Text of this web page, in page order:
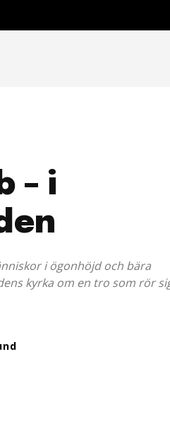
– i
i ögonhöjd och bära
kyrka om en tro som rör